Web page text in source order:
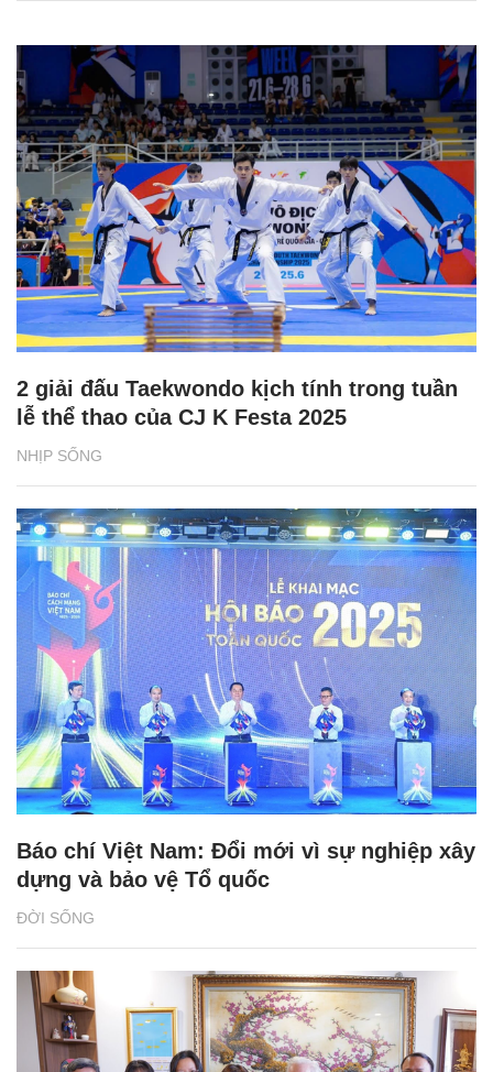
NHỊP SỐNG
2 giải đấu Taekwondo kịch tính trong tuần
lễ thể thao của CJ K Festa 2025
ĐỜI SỐNG
Báo chí Việt Nam: Đổi mới vì sự nghiệp xây
dựng và bảo vệ Tổ quốc